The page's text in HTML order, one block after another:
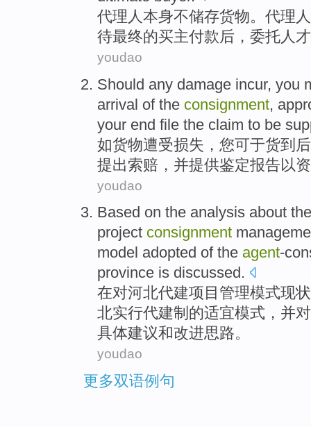
代理人 本身不储存货物。代理
待最终的买主付款后，委托人
youdao
Should any damage incur, you
arrival of the consignment,
your end file the claim to be
如货物遭受损失， 您可于货到 后
提出索赔 ，并提供鉴定报告以
youdao
Based on the analysis about
project consignment
model adopted ofthe agent-
province is discussed .
在对河北代建项目 管理模式现状
北实行代建制 的适宜模式，并
具体建议和改进思路。
youdao
更多双语例句